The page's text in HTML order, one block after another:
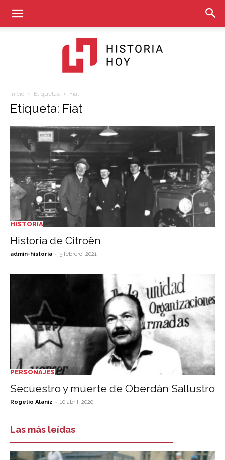
Inicio Etiquetas Fiat
Etiqueta: Fiat
HISTORIA
Historia de Citroën
admin-historia - 5 febrero, 2021
PERSONAJES
Secuestro y muerte de Oberdán Sallustro
Rogelio Alaniz - 10 abril, 2020
Las más leídas